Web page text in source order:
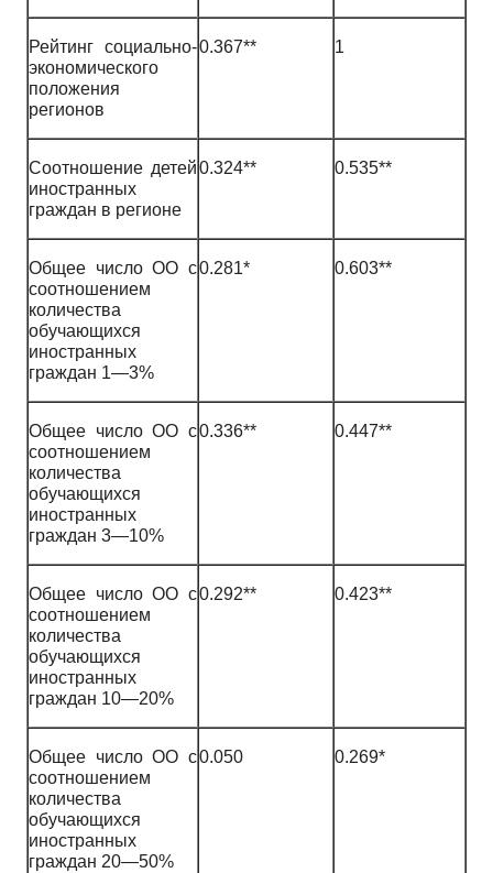
Рейтинг социально-
экономического
положения
регионов
0.367** 1
Соотношение детей
иностранных
граждан в регионе
0.324** 0.535**
Общее число ОО с
соотношением
количества
обучающихся
иностранных
граждан 1—3%
0.281* 0.603**
Общее число ОО с
соотношением
количества
обучающихся
иностранных
граждан 3—10%
0.336** 0.447**
Общее число ОО с
соотношением
количества
обучающихся
иностранных
граждан 10—20%
0.292** 0.423**
Общее число ОО с
соотношением
количества
обучающихся
иностранных
граждан 20—50%
0.050 0.269*